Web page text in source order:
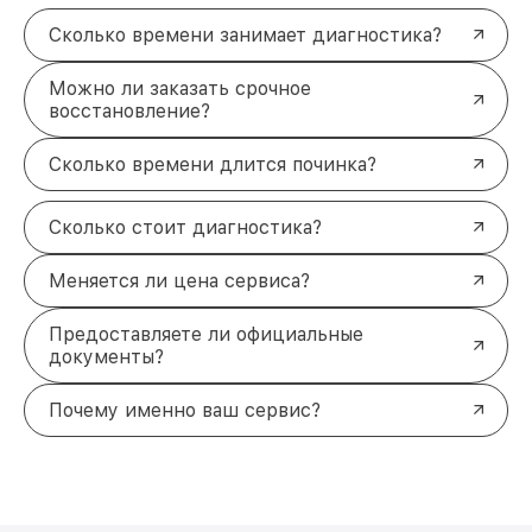
Перезвоним за 5 минут, чтобы обсудить детали
ремонта. Закажите бесплатную диагностику и
убедитесь в нашем профессионализме. Мы
находимся по адресу Северная улица, 496/2,
звоните нам по телефону +7 (861) 299-37-61.
Сколько времени занимает диагностика?
Можно ли заказать срочное
восстановление?
Сколько времени длится починка?
Сколько стоит диагностика?
Меняется ли цена сервиса?
Предоставляете ли официальные
документы?
Почему именно ваш сервис?